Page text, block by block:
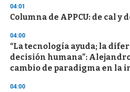
04:01
Columna de APPCU: de cal y
04:00
“La tecnología ayuda; la
decisión humana”:
cambio de paradigma en la
04:00